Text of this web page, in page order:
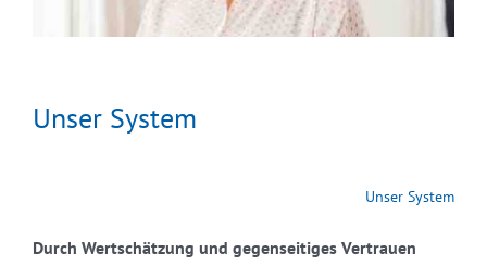
Unser System
Unser System
Durch Wertschätzung und gegenseitiges Vertrauen